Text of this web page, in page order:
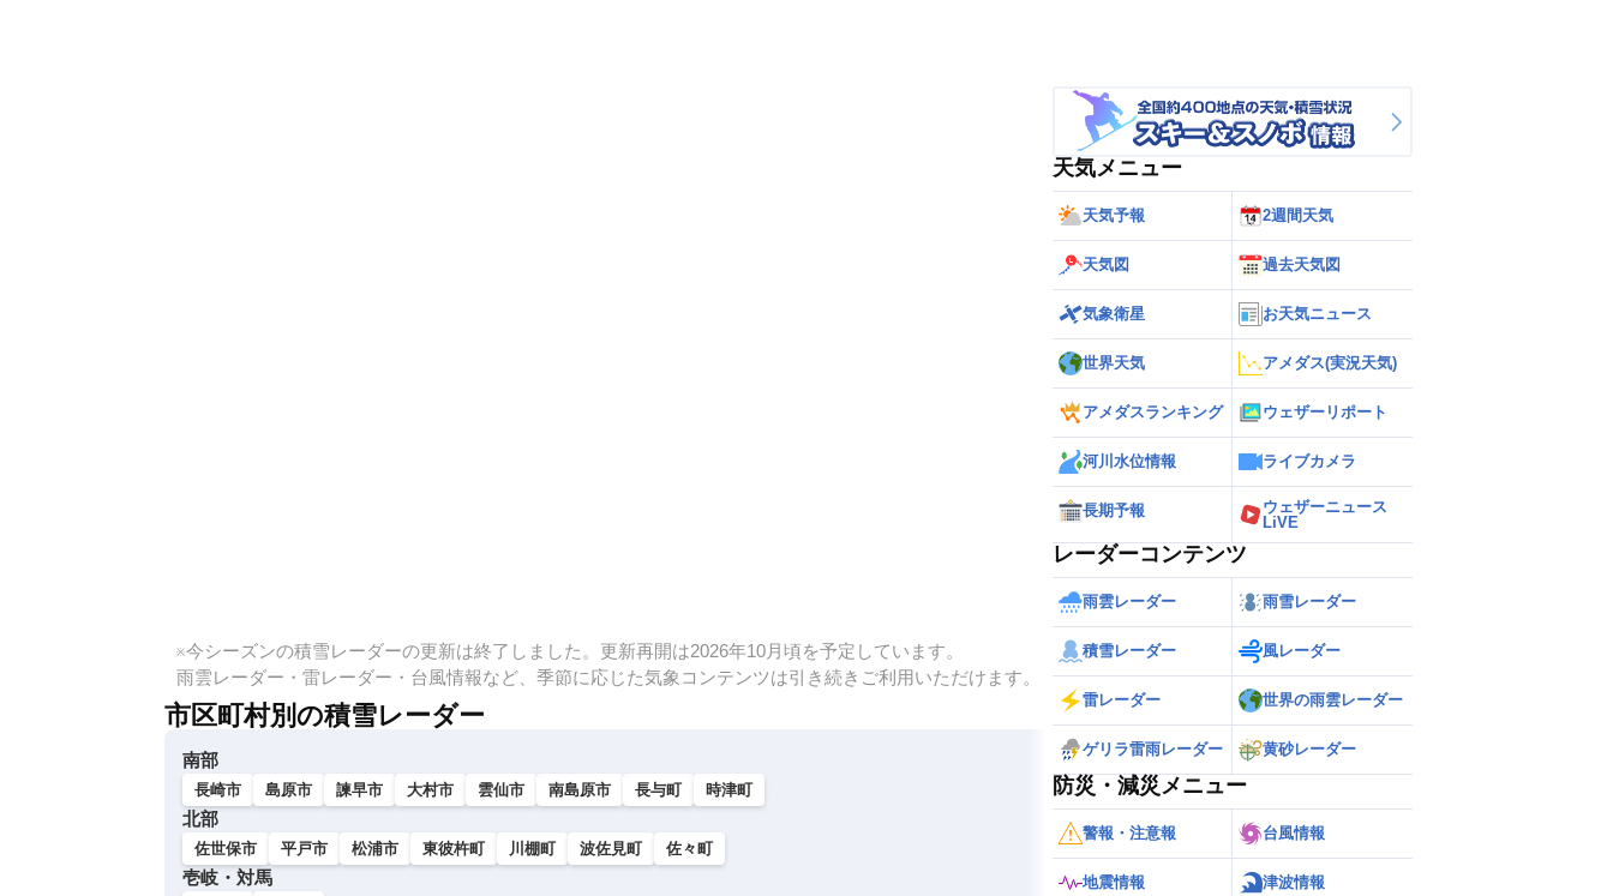
※今シーズンの積雪レーダーの更新は終了しました。更新再開は2026年10月頃を予定しています。
雨雲レーダー・雷レーダー・台風情報など、季節に応じた気象コンテンツは引き続きご利用いただけます。
市区町村別の積雪レーダー
南部
長崎市 島原市 諫早市 大村市 雲仙市 南島原市 長与町 時津町
北部
佐世保市 平戸市 松浦市 東彼杵町 川棚町 波佐見町 佐々町
壱岐・対馬
天気メニュー
天気予報 2週間天気
天気図 過去天気図
気象衛星 お天気ニュース
世界天気 アメダス(実況天気)
アメダスランキング ウェザーリポート
河川水位情報 ライブカメラ
長期予報
ウェザーニュース
LiVE
レーダーコンテンツ
雨雲レーダー 雨雪レーダー
積雪レーダー 風レーダー
雷レーダー 世界の雨雲レーダー
ゲリラ雷雨レーダー 黄砂レーダー
防災・減災メニュー
警報・注意報 台風情報
地震情報 津波情報